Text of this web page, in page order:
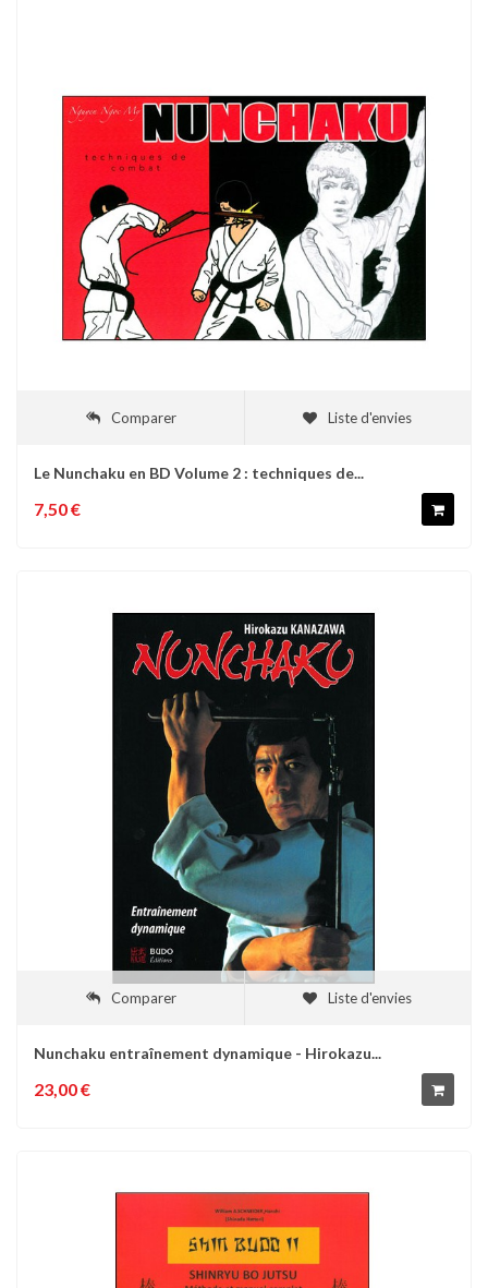
Comparer Liste d'envies
Le Nunchaku en BD Volume 2 : techniques de...
7,50 €
Comparer Liste d'envies
Nunchaku entraînement dynamique - Hirokazu...
23,00 €